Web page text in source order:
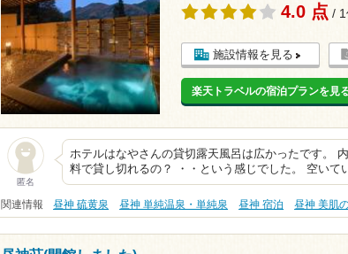
4.0 点 /
施設情報を見る
楽天トラベルの宿泊プランを見
匿名
ホテルはなやさんの貸切露天風呂は広かったです。
料で貸し切れるの？ ・・という感じでした。 空い
関連情報 昼神 硫黄泉 昼神 単純温泉・単純泉 昼神 宿泊 昼神 美肌